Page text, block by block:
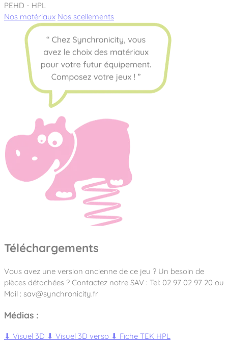
PEHD - HPL
Nos matériaux Nos scellements
Téléchargements
Vous avez une version ancienne de ce jeu ? Un besoin de
pièces détachées ? Contactez notre SAV : Tel: 02 97 02 97 20 ou
Mail : sav@synchronicity.fr
Médias :
⬇ Visuel 3D ⬇ Visuel 3D verso ⬇ Fiche TEK HPL